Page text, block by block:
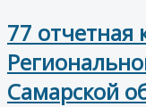
77 отчетная
Самарской